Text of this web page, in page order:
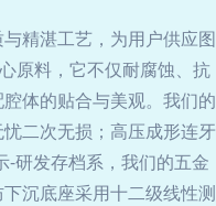
精湛工艺，为用户供应图
原料，它不仅耐腐蚀、抗
体的贴合与美观。我们的
二次无损；高压成形连牙
-研发存档系，我们的五金
沉底座采用十二级线性测